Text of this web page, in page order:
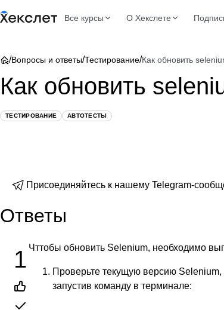
Все курсы О Хекслете
/Вопросы и ответы/Тестирование/Как обновить
Как обновить
ТЕСТИРОВАНИЕ АВТОТЕСТЫ
Присоединяйтесь к нашему Telegram-
Ответы
1 Чттобы обновить Selenium, необходимо
Проверьте текущую версию
запустив команду в терминале: